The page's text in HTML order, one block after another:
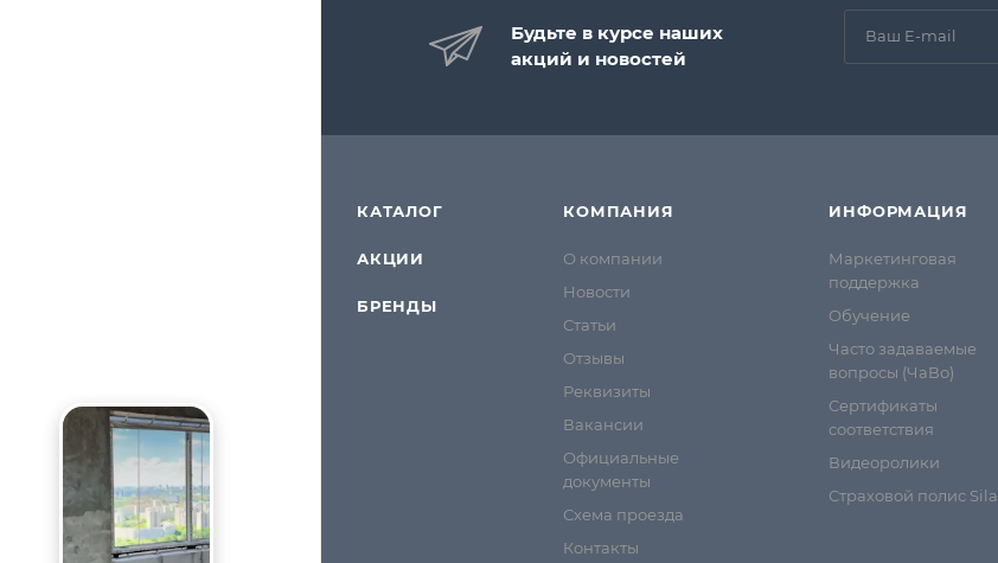
Будьте в курсе наших
акций и новостей
КАТАЛОГ
АКЦИИ
БРЕНДЫ
КОМПАНИЯ
О компании
Новости
Статьи
Отзывы
Реквизиты
Вакансии
Официальные
документы
Схема проезда
Контакты
ИНФОРМАЦИЯ
Маркетинговая
поддержка
Обучение
Часто задаваемые
вопросы (ЧаВо)
Сертификаты
соответствия
Видеоролики
Страховой полис Sila